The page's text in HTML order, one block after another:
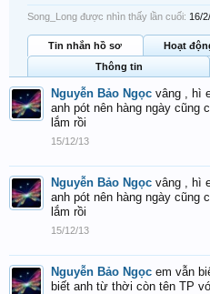
Song_Long được nhìn thấy lần cuối: 16/
Tin nhắn hồ sơ Hoạt
Thông tin
Nguyễn Bảo Ngọc vâng , hì
anh pót nên hàng ngày cũng
lắm rồi
15/12/13
Nguyễn Bảo Ngọc vâng , hì
anh pót nên hàng ngày cũng
lắm rồi
15/12/13
Nguyễn Bảo Ngọc em vẫn
biết anh từ thời còn tên TP